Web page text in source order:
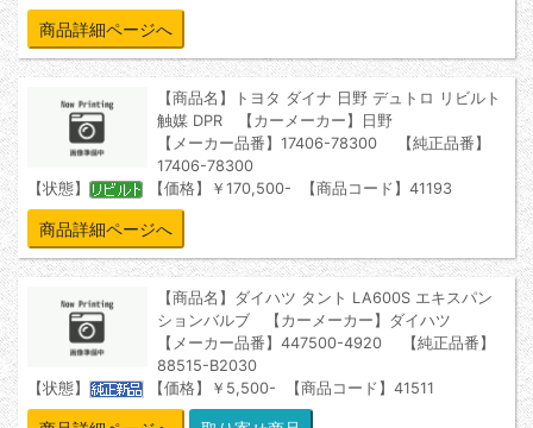
商品詳細ページへ
【商品名】トヨタ ダイナ 日野 デュトロ リビルト
触媒 DPR 【カーメーカー】日野
【メーカー品番】17406-78300 【純正品番】
17406-78300
【状態】
【価格】￥170,500- 【商品コード】41193
商品詳細ページへ
【商品名】ダイハツ タント LA600S エキスパン
ションバルブ 【カーメーカー】ダイハツ
【メーカー品番】447500-4920 【純正品番】
88515-B2030
【状態】
【価格】￥5,500- 【商品コード】41511